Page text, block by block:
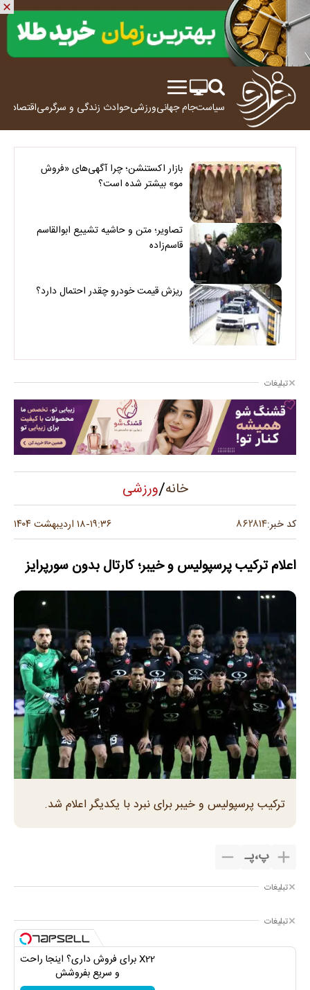
سیاستجام جهانیورزشیحوادث زندگی و سرگرمیاقتصاد
بازار اکستنشن؛ چرا آگهی‌های «فروش
مو» بیشتر شده است؟
تصاویر؛ متن و حاشیه تشییع ابوالقاسم
قاسم‌زاده
ریزش قیمت خودرو چقدر احتمال دارد؟
تبلیغات
خانه/ورزشی
کد خبر:۸۶۲۸۱۴ ۱۹:۳۶-۱۸ اردیبهشت ۱۴۰۴
اعلام ترکیب پرسپولیس و خیبر؛ کارتال بدون سورپرایز
ترکیب پرسپولیس و خیبر برای نبرد با یکدیگر اعلام شد.
پ،پـ
تبلیغات
تبلیغات
X22 برای فروش داری؟ اینجا راحت
و سریع بفروشش